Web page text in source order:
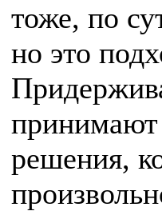
тоже, по
но это
принимают
решения,